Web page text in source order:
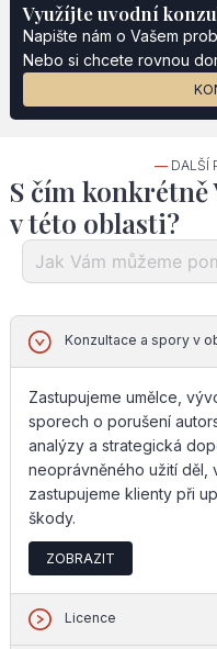
Využíjte uvodní
Napište nám o Vašem
Nebo si chcete rovnou
— DALŠÍ
S čím konkrétně
v této oblasti?
Konzultace a spory v
Zastupujeme umělce,
sporech o porušení
analýzy a strategická
neoprávněného užití děl,
zastupujeme klienty při
škody.
ZOBRAZIT
Licence